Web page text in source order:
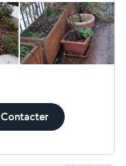
Contacter